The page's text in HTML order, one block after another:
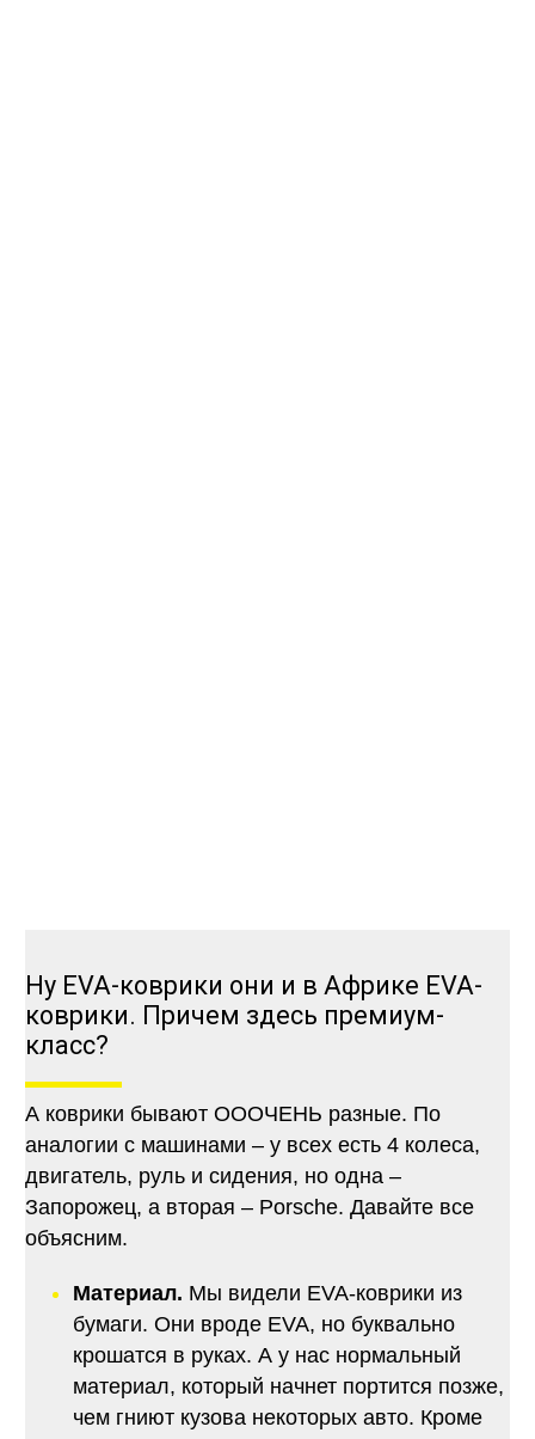
Ну EVA-коврики они и в Африке EVA-
коврики. Причем здесь премиум-
класс?
А коврики бывают ОООЧЕНЬ разные. По
аналогии с машинами – у всех есть 4 колеса,
двигатель, руль и сидения, но одна –
Запорожец, а вторая – Porsche. Давайте все
объясним.
Материал. Мы видели EVA-коврики из
бумаги. Они вроде EVA, но буквально
крошатся в руках. А у нас нормальный
материал, который начнет портится позже,
чем гниют кузова некоторых авто. Кроме